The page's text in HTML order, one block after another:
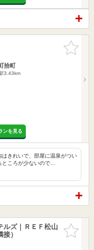
お気に入
りに追加
拾町
3.43km
ンを見る
きれいで、部屋に温泉がつい
ころが少ないので…
お気に入
りに追加
ズ｜ＲＥＦ松山
）